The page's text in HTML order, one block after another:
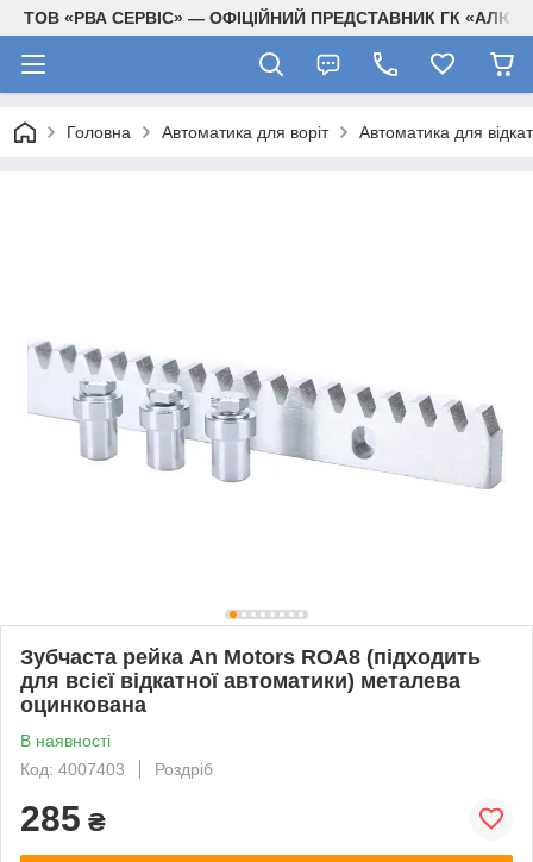
ТОВ «РВА СЕРВІС» — ОФІЦІЙНИЙ ПРЕДСТАВНИК ГК
Головна Автоматика для воріт Автоматика для
Зубчаста рейка An Motors ROA8 (підходить
для всієї відкатної автоматики) металева
оцинкована
В наявності
Код: 4007403
Роздріб
285 ₴